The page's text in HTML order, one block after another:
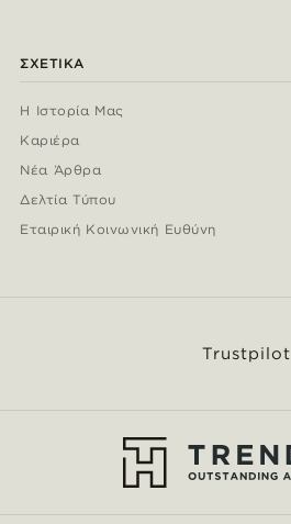
ΣΧΕΤΙΚΆ
Η Ιστορία Μας
Καριέρα
Νέα Άρθρα
Δελτία Τύπου
Εταιρική Κοινωνική Ευθύνη
Trustpilot